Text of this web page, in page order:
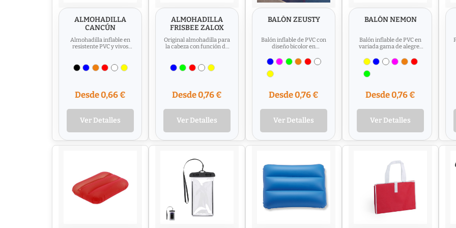
ALMOHADILLA
CANCÚN
Almohadilla inflable en
resistente PVC y vivos
Desde 0,66 €
Ver Detalles
ALMOHADILLA
FRISBEE ZALOX
Original almohadilla para
la cabeza con función de
hinchable...
Desde 0,76 €
Ver Detalles
BALÓN ZEUSTY
Balón inflable de PVC con
diseño bicolor en
blancos y transparentes
en...
Desde 0,76 €
Ver Detalles
BALÓN NEMON
Balón inflable de PVC en
variada gama de alegres
transparente, excepto
color...
Desde 0,76 €
Ver Detalles